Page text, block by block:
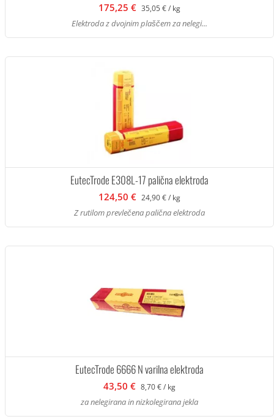
175,25 € 35,05 € / kg
Elektroda z dvojnim plaščem za nelegi...
EutecTrode E308L-17 palična elektroda
124,50 € 24,90 € / kg
Z rutilom prevlečena palična elektroda
EutecTrode 6666 N varilna elektroda
43,50 € 8,70 € / kg
za nelegirana in nizkolegirana jekla